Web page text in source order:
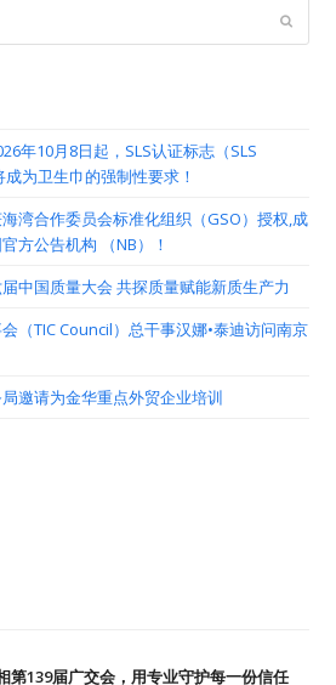
年10月8日起，SLS认证标志（SLS
为卫生巾的强制性要求！
湾合作委员会标准化组织（GSO）授权,成
方公告机构 （NB）！
中国质量大会 共探质量赋能新质生产力
（TIC Council）总干事汉娜•泰迪访问南京
邀请为金华重点外贸企业培训
第139届广交会，用专业守护每一份信任